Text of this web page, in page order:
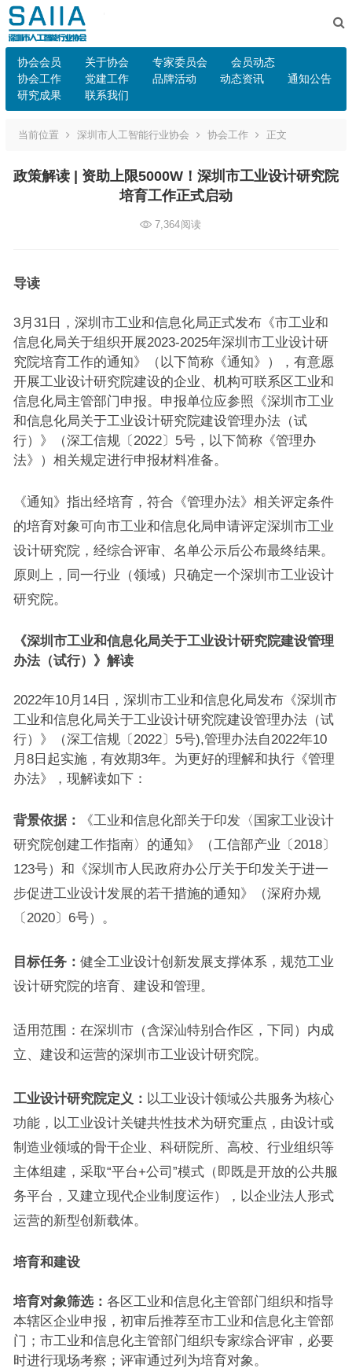
协会会员 关于协会 专家委员会
会员动态
协会工作
党建工作 品牌活动 动态资讯
通知公告
研究成果
联系我们
当前位置 深圳市人工智能行业协会 协会工作 正文
政策解读 | 资助上限5000W！深圳市工业设计研究院
培育工作正式启动
7,364阅读
导读
3月31日，深圳市工业和信息化局正式发布《市工业和
信息化局关于组织开展2023-2025年深圳市工业设计研
究院培育工作的通知》（以下简称《通知》），有意愿
开展工业设计研究院建设的企业、机构可联系区工业和
信息化局主管部门申报。申报单位应参照《深圳市工业
和信息化局关于工业设计研究院建设管理办法（试
行）》（深工信规〔2022〕5号，以下简称《管理办
法》）相关规定进行申报材料准备。
《通知》指出经培育，符合《管理办法》相关评定条件
的培育对象可向市工业和信息化局申请评定深圳市工业
设计研究院，经综合评审、名单公示后公布最终结果。
原则上，同一行业（领域）只确定一个深圳市工业设计
研究院。
《深圳市工业和信息化局关于工业设计研究院建设管理
办法（试行）》解读
2022年10月14日，深圳市工业和信息化局发布《深圳市
工业和信息化局关于工业设计研究院建设管理办法（试
行）》（深工信规〔2022〕5号),管理办法自2022年10
月8日起实施，有效期3年。为更好的理解和执行《管理
办法》，现解读如下：
背景依据：
《工业和信息化部关于印发〈国家工业设计
研究院创建工作指南〉的通知》（工信部产业〔2018〕
123号）和《深圳市人民政府办公厅关于印发关于进一
步促进工业设计发展的若干措施的通知》（深府办规
〔2020〕6号）。
目标任务： 健全工业设计创新发展支撑体系，规范工业
设计研究院的培育、建设和管理。
适用范围：在深圳市（含深汕特别合作区，下同）内成
立、建设和运营的深圳市工业设计研究院。
工业设计研究院定义： 以工业设计领域公共服务为核心
功能，以工业设计关键共性技术为研究重点，由设计或
制造业领域的骨干企业、科研院所、高校、行业组织等
主体组建，采取“平台+公司”模式（即既是开放的公共服
务平台，又建立现代企业制度运作），以企业法人形式
运营的新型创新载体。
培育和建设
培育对象筛选： 各区工业和信息化主管部门组织和指导
本辖区企业申报，初审后推荐至市工业和信息化主管部
门；市工业和信息化主管部门组织专家综合评审，必要
时进行现场考察；评审通过列为培育对象。